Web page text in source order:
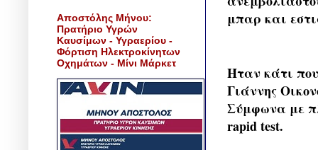
μπαρ και
Ήταν κάτι
Γιάννης
Σύμφωνα με
rapid test.
Αποστόλης Μήνου:
Πρατήριο Υγρών
Καυσίμων - Υγραερίου -
Φόρτιση Ηλεκτροκίνητων
Οχημάτων - Μίνι Μάρκετ